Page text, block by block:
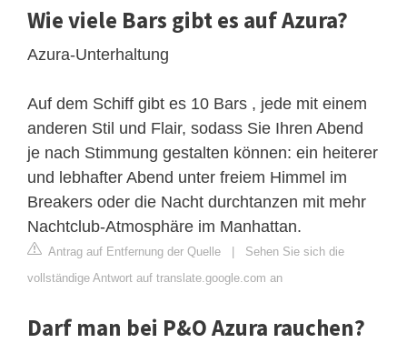
Wie viele Bars gibt es auf Azura?
Azura-Unterhaltung
Auf dem Schiff gibt es 10 Bars , jede mit einem
anderen Stil und Flair, sodass Sie Ihren Abend
je nach Stimmung gestalten können: ein heiterer
und lebhafter Abend unter freiem Himmel im
Breakers oder die Nacht durchtanzen mit mehr
Nachtclub-Atmosphäre im Manhattan.
Antrag auf Entfernung der Quelle | Sehen Sie sich die
vollständige Antwort auf translate.google.com an
Darf man bei P&O Azura rauchen?